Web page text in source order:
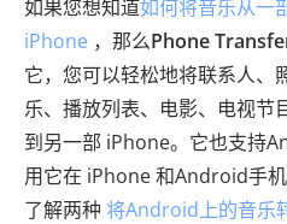
如果您想知道如何将音乐从一
iPhone ，那么Phone
它，您可以轻松地将联系人、
乐、播放列表、电影、电视节
到另一部 iPhone。它也支持
用它在 iPhone 和Android手
了解两种 将Android上的音乐